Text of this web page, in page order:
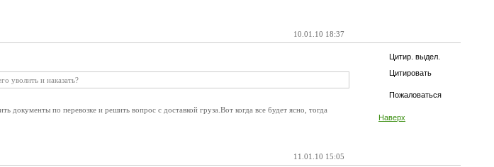
10.01.10 18:37
Цитир. выдел.
Цитировать
Пожаловаться
Наверх
уволить и наказать?
по перевозке и решить вопрос с доставкой груза.Вот когда все будет ясно, тогда
11.01.10 15:05